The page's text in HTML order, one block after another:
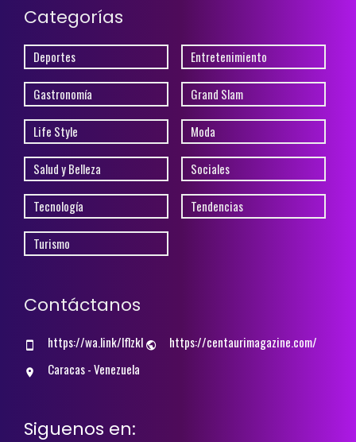
Categorías
Deportes Entretenimiento
Gastronomía Grand Slam
Life Style Moda
Salud y Belleza Sociales
Tecnología Tendencias
Turismo
Contáctanos
https://wa.link/lflzkl
https://centaurimagazine.com/
Caracas - Venezuela
Siguenos en: